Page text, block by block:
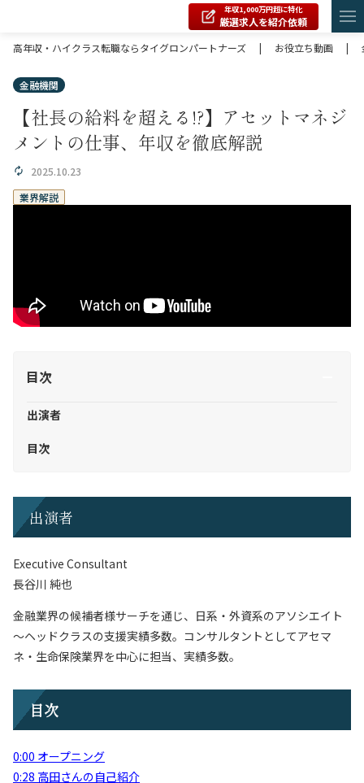
年収1,000万円超に特化
厳選求人を紹介依頼
高年収・ハイクラス転職ならタイグロンパートナーズ
| お役立ち動画 |
金融機関
【社長の給料を超える!?】アセットマネジ
メントの仕事、年収を徹底解説
2025.10.23
業界解説
目次
出演者
目次
出演者
Executive Consultant
長谷川 純也
金融業界の候補者様サーチを通じ、日系・外資系のアソシエイト
～ヘッドクラスの支援実績多数。コンサルタントとしてアセマ
ネ・生命保険業界を中心に担当、実績多数。
目次
0:00 オープニング
0:28 高田さんの自己紹介